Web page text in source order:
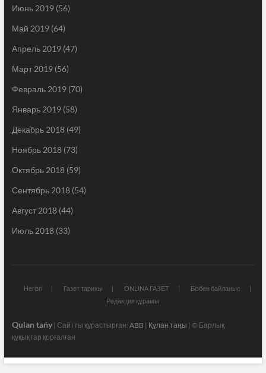
Июнь 2019(56)
Май 2019(64)
Апрель 2019(47)
Март 2019(56)
Февраль 2019(70)
Январь 2019(58)
Декабрь 2018(49)
Ноябрь 2018(73)
Октябрь 2018(59)
Сентябрь 2018(54)
Август 2018(44)
Июль 2018(33)
Негізгі Газет тарихы ONLINA ГАЗЕТ
Бізбен байланыс
Редакция құрамы
Qulan tańy| Сайтты құрастырған: ABB | Құлан таңы | © Барлық
құқықтар қорғалған